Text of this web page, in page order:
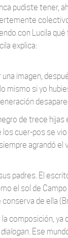
pudiste tener,
con Lucila
explica:
imagen,
mismo si yo
de trece hijas
cuer-pos se
agrandó el
padres. El
el sol de
de ella
composición,
dialogan. Ese